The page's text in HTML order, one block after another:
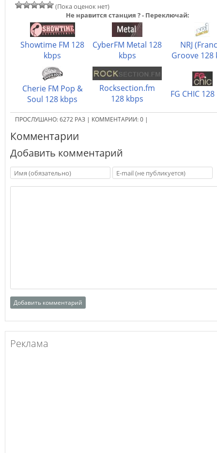
(Пока оценок нет)
Не нравится станция ? - Переключай:
Showtime FM 128
kbps
CyberFM Metal 128
kbps
NRJ
Groove 128
Cherie FM Pop &
Soul 128 kbps
Rocksection.fm
128 kbps
FG CHIC
ПРОСЛУШАНО:6272 РАЗ | КОММЕНТАРИИ:0 |
Комментарии
Добавить комментарий
Реклама